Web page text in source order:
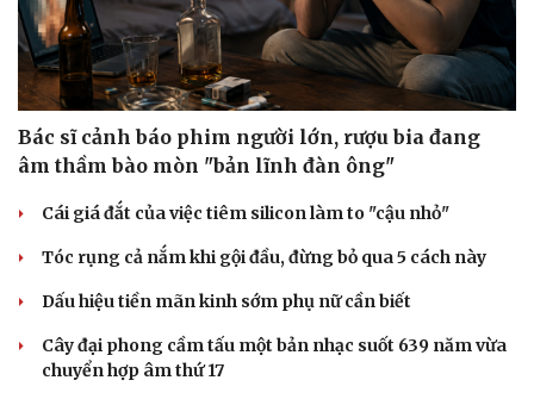
Bác sĩ cảnh báo phim người lớn, rượu bia đang
âm thầm bào mòn "bản lĩnh đàn ông"
Cái giá đắt của việc tiêm silicon làm to "cậu nhỏ"
Tóc rụng cả nắm khi gội đầu, đừng bỏ qua 5 cách này
Dấu hiệu tiền mãn kinh sớm phụ nữ cần biết
Cây đại phong cầm tấu một bản nhạc suốt 639 năm vừa
chuyển hợp âm thứ 17